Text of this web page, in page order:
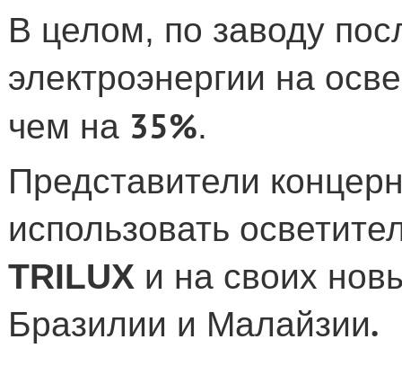
В целом, по заводу
электроэнергии на
чем на 35%.
Представители
использовать
TRILUX и на своих
Бразилии и Малайзии.